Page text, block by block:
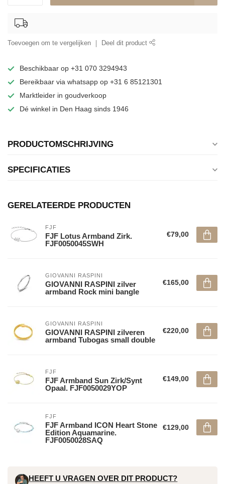
Toevoegen om te vergelijken Deel dit product
Beschikbaar op +31 070 3294943
Bereikbaar via whatsapp op +31 6 85121301
Marktleider in goudverkoop
Dé winkel in Den Haag sinds 1946
PRODUCTOMSCHRIJVING
SPECIFICATIES
GERELATEERDE PRODUCTEN
FJF
FJF Lotus Armband Zirk.
FJF0050045SWH
€79,00
GIOVANNI RASPINI
GIOVANNI RASPINI zilver
armband Rock mini bangle
€165,00
GIOVANNI RASPINI
GIOVANNI RASPINI zilveren
armband Tubogas small double
€220,00
FJF
FJF Armband Sun Zirk/Synt
Opaal. FJF0050029YOP
€149,00
FJF
FJF Armband ICON Heart Stone
Edition Aquamarine.
FJF0050028SAQ
€129,00
HEEFT U VRAGEN OVER DIT PRODUCT?